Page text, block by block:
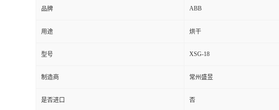
品牌 ABB
用途 烘干
型号 XSG-18
制造商 常州盛昱
是否进口 否